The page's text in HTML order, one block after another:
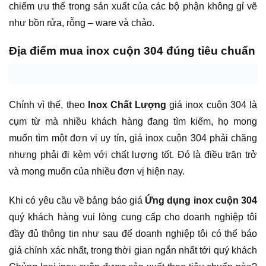
chiếm ưu thế trong sản xuất của các bộ phận không gỉ vẽ
như bồn rửa, rỗng – ware và chảo.
Địa điểm mua inox cuộn 304 đúng tiêu chuẩn
Chính vì thế, theo Inox Chất Lượng giá inox cuộn 304 là
cụm từ mà nhiều khách hàng đang tìm kiếm, họ mong
muốn tìm một đơn vị uy tín, giá inox cuộn 304 phải chăng
nhưng phải đi kèm với chất lượng tốt. Đó là điều trăn trở
và mong muốn của nhiều đơn vị hiện nay.
Khi có yêu cầu về bảng báo giá Ứng dụng inox cuộn 304
quý khách hàng vui lòng cung cấp cho doanh nghiệp tôi
đầy đủ thông tin như sau để doanh nghiệp tôi có thể báo
giá chính xác nhất, trong thời gian ngắn nhất tới quý khách